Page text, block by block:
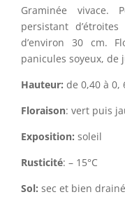
Graminée vivace.
persistant
d’environ 30 cm.
panicules soyeux, de
Hauteur: de 0,40 à 0,
Floraison: vert puis
Exposition: soleil
Rusticité: – 15°C
Sol: sec et bien